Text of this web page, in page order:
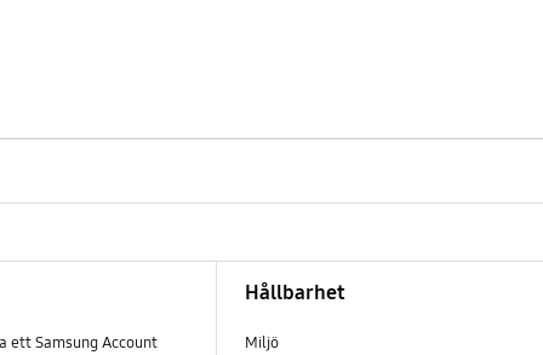
ett Samsung Account
Hållbarhet
Miljö